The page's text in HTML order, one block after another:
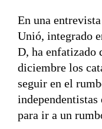
En una
Unió, integrado
D, ha enfatizado
diciembre los
seguir en el
para ir a un